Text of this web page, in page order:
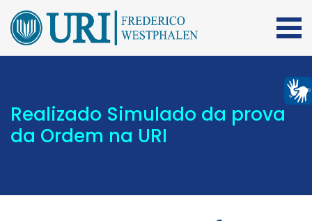
Realizado Simulado da prova
da Ordem na URI